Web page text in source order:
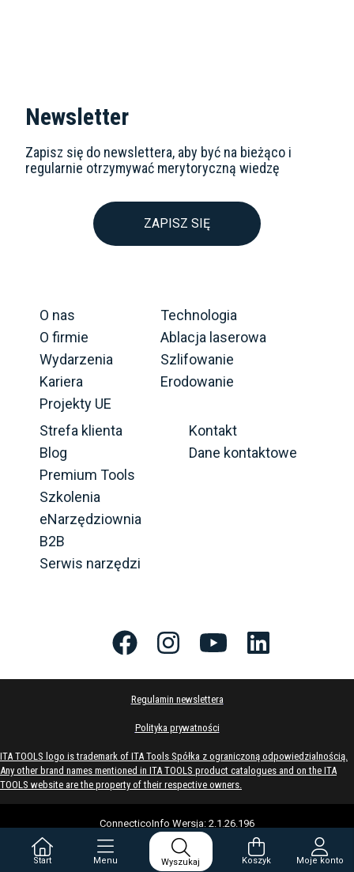
Newsletter
Zapisz się do newslettera, aby być na bieżąco i
regularnie otrzymywać merytoryczną wiedzę
ZAPISZ SIĘ
O nas
O firmie
Wydarzenia
Kariera
Projekty UE
Technologia
Ablacja laserowa
Szlifowanie
Erodowanie
Strefa klienta
Blog
Premium Tools
Szkolenia
eNarzędziownia
B2B
Serwis narzędzi
Kontakt
Dane kontaktowe
Regulamin newslettera
Polityka prywatności
ITA TOOLS logo is trademark of ITA Tools Spółka z ograniczoną odpowiedzialnością.
Any other brand names mentioned in ITA TOOLS product catalogues and on the ITA
TOOLS website are the property of their respective owners.
ConnecticoInfo Wersja: 2.1.26.196
Start Menu Wyszukaj Koszyk Moje konto